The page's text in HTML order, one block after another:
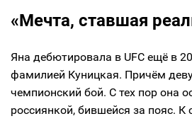
«Мечта, ставшая
Яна дебютировала в UFC ещё в
фамилией Куницкая. Причём
чемпионский бой. С тех пор она
россиянкой, бившейся за пояс. К